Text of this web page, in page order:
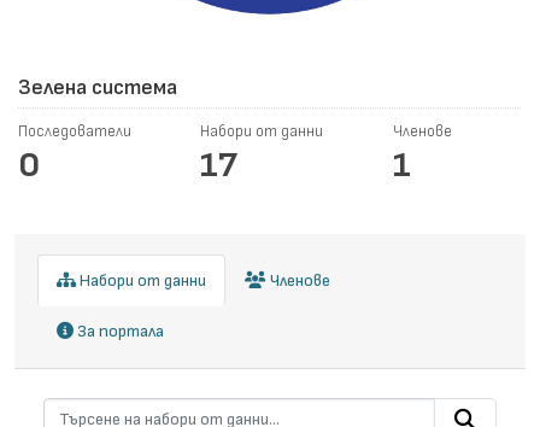
Зелена система
Последователи
0
Набори от данни
17
Членове
1
Набори от данни Членове
За портала